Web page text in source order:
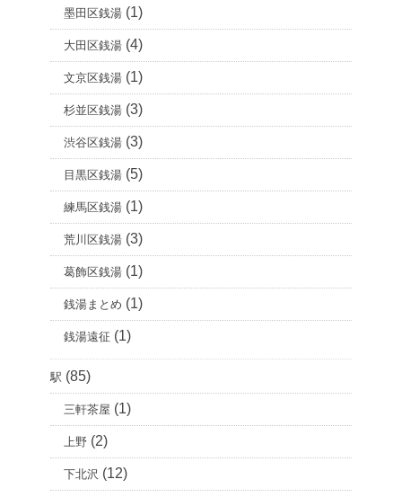
墨田区銭湯 (1)
大田区銭湯 (4)
文京区銭湯 (1)
杉並区銭湯 (3)
渋谷区銭湯 (3)
目黒区銭湯 (5)
練馬区銭湯 (1)
荒川区銭湯 (3)
葛飾区銭湯 (1)
銭湯まとめ (1)
銭湯遠征 (1)
駅 (85)
三軒茶屋 (1)
上野 (2)
下北沢 (12)